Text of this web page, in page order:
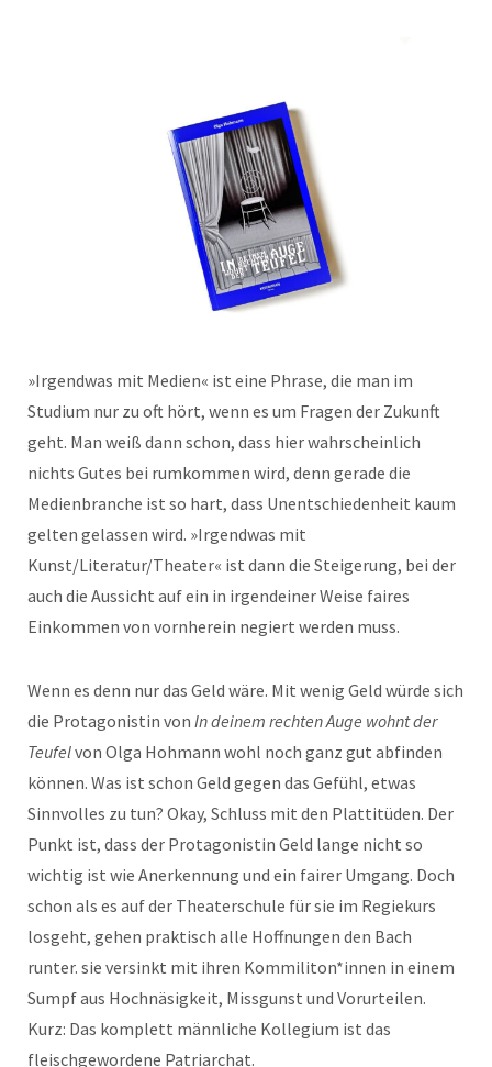
»Irgendwas mit Medien« ist eine Phrase, die man im
Studium nur zu oft hört, wenn es um Fragen der Zukunft
geht. Man weiß dann schon, dass hier wahrscheinlich
nichts Gutes bei rumkommen wird, denn gerade die
Medienbranche ist so hart, dass Unentschiedenheit kaum
gelten gelassen wird. »Irgendwas mit
Kunst/Literatur/Theater« ist dann die Steigerung, bei der
auch die Aussicht auf ein in irgendeiner Weise faires
Einkommen von vornherein negiert werden muss.
Wenn es denn nur das Geld wäre. Mit wenig Geld würde sich
die Protagonistin von In deinem rechten Auge wohnt der
Teufelvon Olga Hohmann wohl noch ganz gut abfinden
können. Was ist schon Geld gegen das Gefühl, etwas
Sinnvolles zu tun? Okay, Schluss mit den Plattitüden. Der
Punkt ist, dass der Protagonistin Geld lange nicht so
wichtig ist wie Anerkennung und ein fairer Umgang. Doch
schon als es auf der Theaterschule für sie im Regiekurs
losgeht, gehen praktisch alle Hoffnungen den Bach
runter. sie versinkt mit ihren Kommiliton*innen in einem
Sumpf aus Hochnäsigkeit, Missgunst und Vorurteilen.
Kurz: Das komplett männliche Kollegium ist das
fleischgewordene Patriarchat.